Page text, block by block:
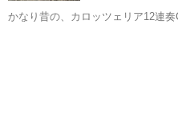
かなり昔の、カロッツェリア12連奏